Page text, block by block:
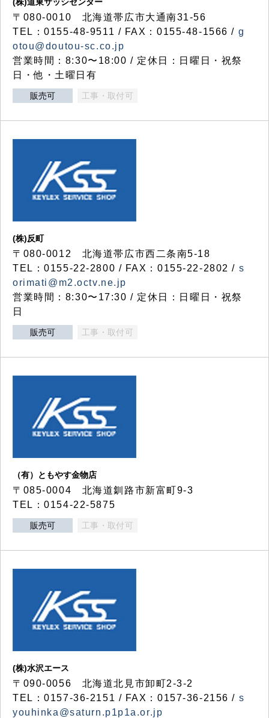
〒080-0010 北海道帯広市大通南31-56
TEL：0155-48-9511 / FAX：0155-48-1566 / g
otou@doutou-sc.co.jp
営業時間：8:30〜18:00 / 定休日：日曜日・祝祭
日・他・土曜日有
販売可 工事・取付可
(株)反町
〒080-0012 北海道帯広市西二条南5-18
TEL：0155-22-2800 / FAX：0155-22-2802 / s
orimati@m2.octv.ne.jp
営業時間：8:30〜17:30 / 定休日：日曜日・祝祭
日
販売可 工事・取付可
（有）ともやす金物店
〒085-0004 北海道釧路市新富町9-3
TEL：0154-22-5875
販売可 工事・取付可
(株)水沢エース
〒090-0056 北海道北見市卸町2-3-2
TEL：0157-36-2151 / FAX：0157-36-2156 / s
youhinka@saturn.p1p1a.or.jp